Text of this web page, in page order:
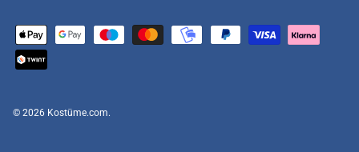
© 2026 Kostüme.com.